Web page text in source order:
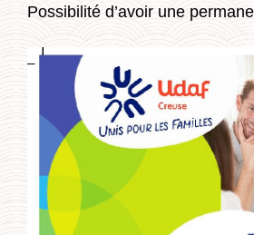
Possibilité d’avoir une